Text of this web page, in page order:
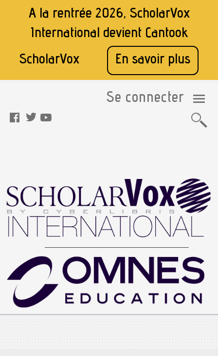
A la rentrée 2026, ScholarVox
International devient Cantook
ScholarVox
En savoir plus
Se connecter